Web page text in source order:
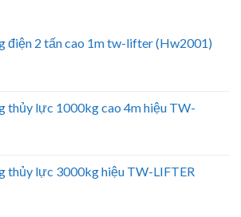
điện 2 tấn cao 1m tw-lifter (Hw2001)
thủy lực 1000kg cao 4m hiệu TW-
thủy lực 3000kg hiệu TW-LIFTER